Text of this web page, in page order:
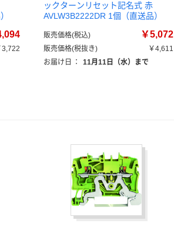
3,722
ックターンリセット記名式 赤
AVLW3B2222DR 1個（直送品）
販売価格(税込) ￥5,072
販売価格(税抜き)
￥4,611
お届け日
： 11月11日（水）まで